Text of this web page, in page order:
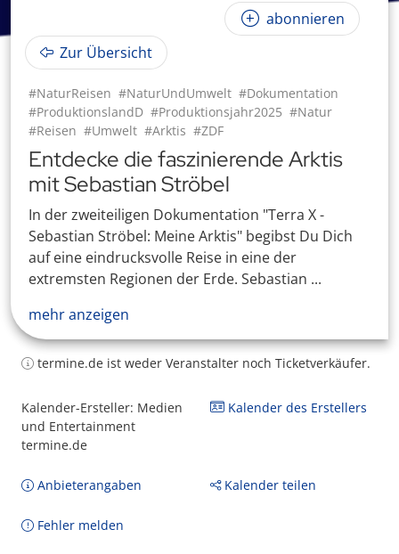
abonnieren
Zur Übersicht
#NaturReisen #NaturUndUmwelt #Dokumentation
#ProduktionslandD #Produktionsjahr2025 #Natur
#Reisen #Umwelt #Arktis #ZDF
Entdecke die faszinierende Arktis
mit Sebastian Ströbel
In der zweiteiligen Dokumentation "Terra X -
Sebastian Ströbel: Meine Arktis" begibst Du Dich
auf eine eindrucksvolle Reise in eine der
extremsten Regionen der Erde. Sebastian ...
mehr anzeigen
termine.de ist weder Veranstalter noch Ticketverkäufer.
Kalender-Ersteller: Medien
und Entertainment
termine.de
Kalender des Erstellers
Anbieterangaben Kalender teilen
Fehler melden